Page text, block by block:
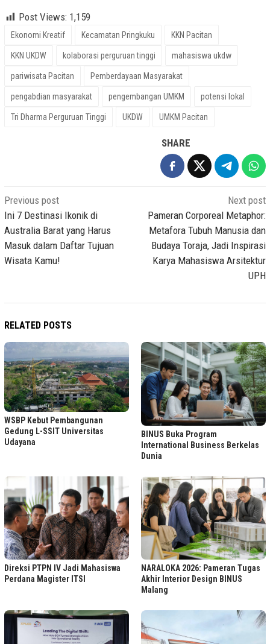
Post Views: 1,159
Ekonomi Kreatif Kecamatan Pringkuku KKN Pacitan
KKN UKDW kolaborasi perguruan tinggi mahasiswa ukdw
pariwisata Pacitan Pemberdayaan Masyarakat
pengabdian masyarakat pengembangan UMKM potensi lokal
Tri Dharma Perguruan Tinggi UKDW UMKM Pacitan
SHARE
Post
navigation
Previous post
Ini 7 Destinasi Ikonik di
Australia Barat yang Harus
Masuk dalam Daftar Tujuan
Wisata Kamu!
Next post
Pameran Corporeal Metaphor:
Metafora Tubuh Manusia dan
Budaya Toraja, Jadi Inspirasi
Karya Mahasiswa Arsitektur
UPH
RELATED POSTS
WSBP Kebut Pembangunan
Gedung L-SSIT Universitas
Udayana
BINUS Buka Program
International Business Berkelas
Dunia
Direksi PTPN IV Jadi Mahasiswa
Perdana Magister ITSI
NARALOKA 2026: Pameran Tugas
Akhir Interior Design BINUS
Malang